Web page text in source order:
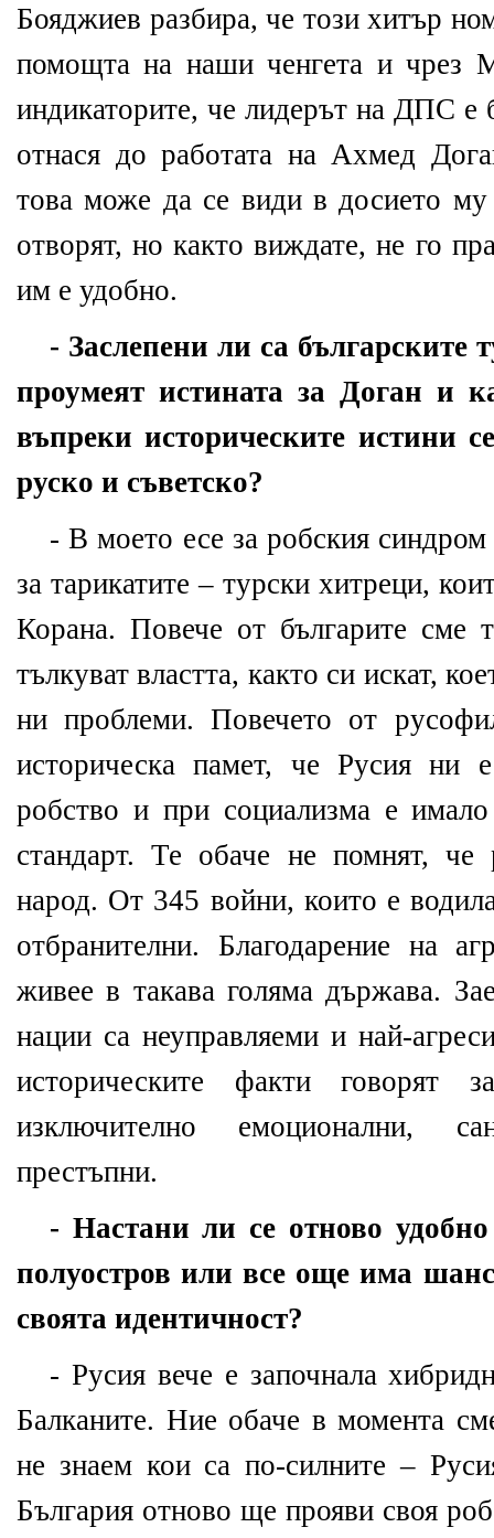
Бояджиев разбира, че този хитър
помощта на наши ченгета и чрез
индикаторите, че лидерът на ДПС
отнася до работата на Ахмед
това може да се види в досието
отворят, но както виждате, не го
им е удобно.
- Заслепени ли са българските
проумеят истината за Доган и
въпреки историческите истини
руско и съветско?
- В моето есе за робския синдром
за тарикатите – турски хитреци,
Корана. Повече от българите сме
тълкуват властта, както си искат,
ни проблеми. Повечето от
историческа памет, че Русия ни
робство и при социализма е
стандарт. Те обаче не помнят, че
народ. От 345 войни, които е
отбранителни. Благодарение на
живее в такава голяма държава.
нации са неуправляеми и най-
историческите факти говорят
изключително емоционални,
престъпни.
- Настани ли се отново
полуостров или все още има
своята идентичност?
- Русия вече е започнала
Балканите. Ние обаче в момента
не знаем кои са по-силните –
България отново ще прояви своя